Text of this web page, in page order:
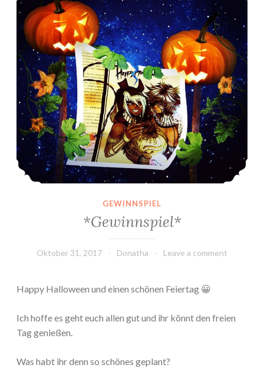
GEWINNSPIEL
*Gewinnspiel*
Oktober 31, 2017 Donatha Leave a comment
Happy Halloween und einen schönen Feiertag 😀
Ich hoffe es geht euch allen gut und ihr könnt den freien
Tag genießen.
Was habt ihr denn so schönes geplant?